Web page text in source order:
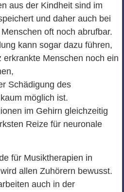
aus der Kindheit sind im
und daher auch bei
oft noch abrufbar.
kann sogar dazu führen,
Menschen noch ein
Schädigung des
möglich ist.
im Gehirn gleichzeitig
Reize für neuronale
für Musiktherapien in
allen Zuhörern bewusst.
auch in der